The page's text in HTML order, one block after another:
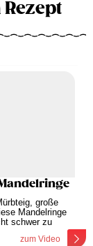
große
Mandelringe
schwer zu
zum Video